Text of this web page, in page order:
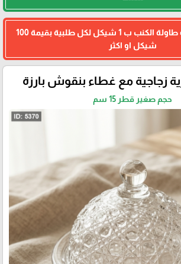
عرض لفتره محدوده طاولة الكنب ب 1 شيكل لكل طلبية بقيمة 100
شيكل او اكثر
زجاجية مع غطاء بنقوش بارزة
حجم صغير قطر 15 سم